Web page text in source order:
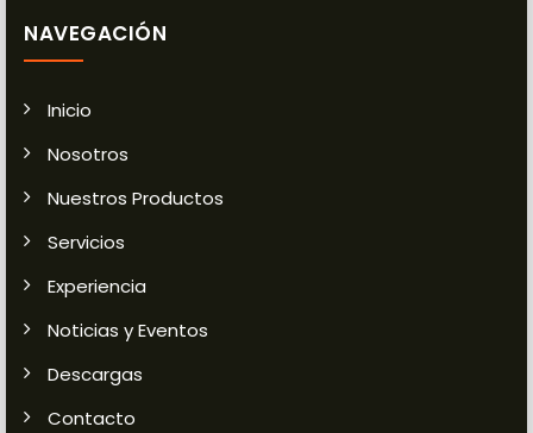
NAVEGACIÓN
Inicio
Nosotros
Nuestros Productos
Servicios
Experiencia
Noticias y Eventos
Descargas
Contacto